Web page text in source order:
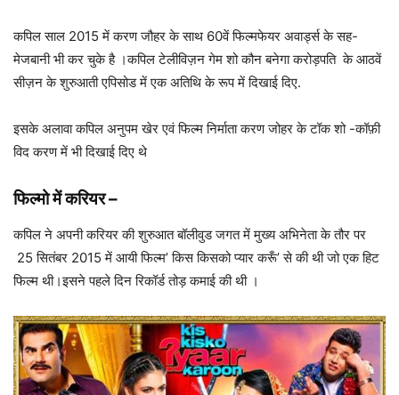
कपिल साल 2015 में करण जौहर के साथ 60वें फिल्मफेयर अवार्ड्स के सह-
मेजबानी भी कर चुके है ।कपिल टेलीविज़न गेम शो कौन बनेगा करोड़पति के आठवें
सीज़न के शुरुआती एपिसोड में एक अतिथि के रूप में दिखाई दिए.
इसके अलावा कपिल अनुपम खेर एवं फिल्म निर्माता करण जोहर के टॉक शो -कॉफ़ी
विद करण में भी दिखाई दिए थे
फिल्मो में करियर–
कपिल ने अपनी करियर की शुरुआत बॉलीवुड जगत में मुख्य अभिनेता के तौर पर
25 सितंबर 2015 में आयी फिल्म’ किस किसको प्यार करूँ’ से की थी जो एक हिट
फिल्म थी।इसने पहले दिन रिकॉर्ड तोड़ कमाई की थी ।